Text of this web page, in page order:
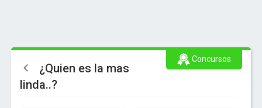
Concursos
¿Quien es la mas
linda..?